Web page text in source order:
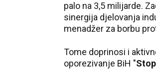
palo na 3,5 milijarde.
sinergija djelovanja
menadžer za borbu
Tome doprinosi i
oporezivanje BiH "